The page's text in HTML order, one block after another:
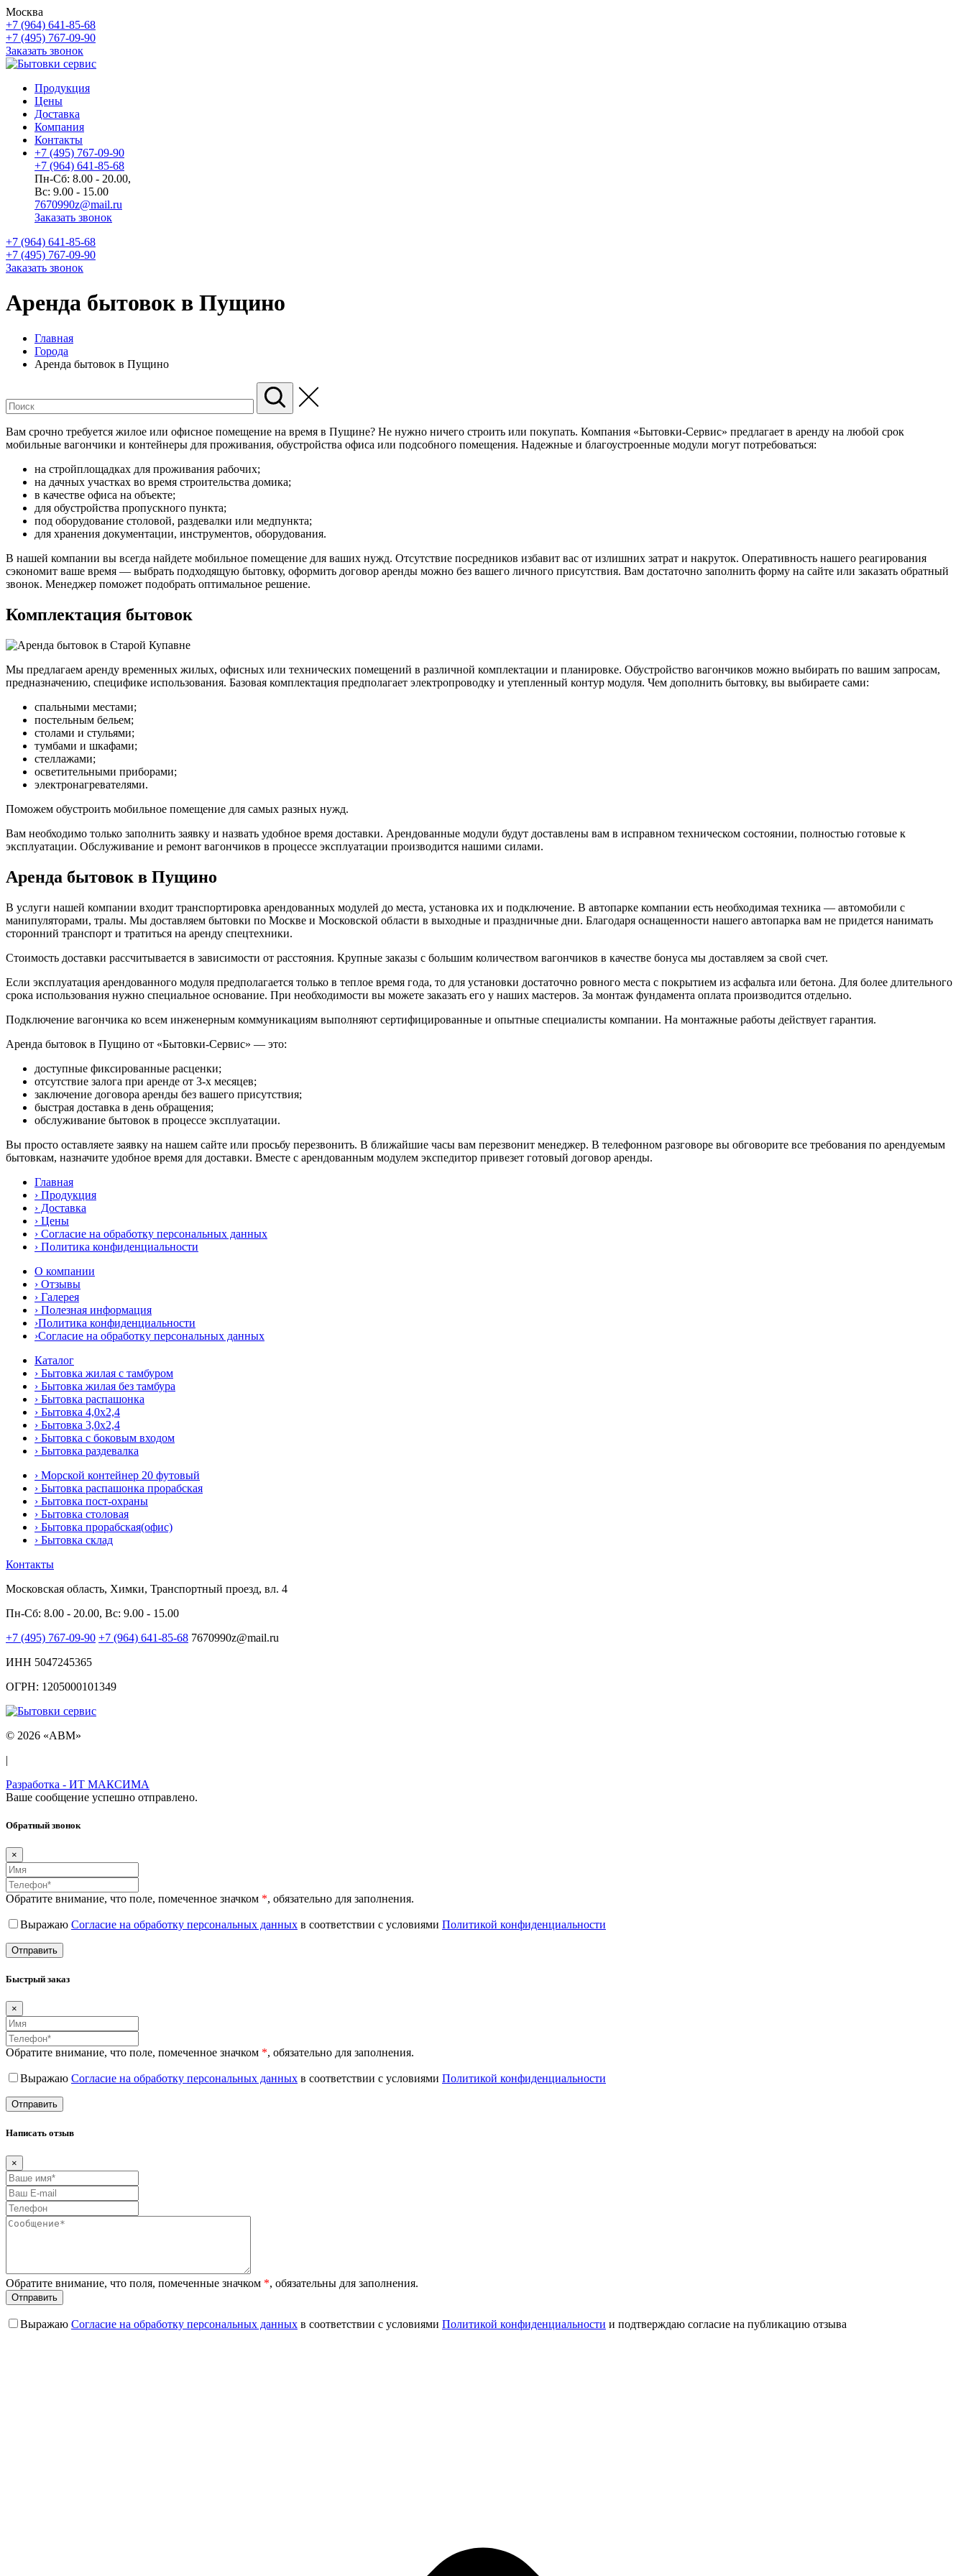
Москва
+7 (964) 641-85-68
+7 (495) 767-09-90
Заказать звонок
Продукция
Цены
Доставка
Компания
Контакты
+7 (495) 767-09-90
+7 (964) 641-85-68
Пн-Сб: 8.00 - 20.00,
Вс: 9.00 - 15.00
7670990z@mail.ru
Заказать звонок
+7 (964) 641-85-68
+7 (495) 767-09-90
Заказать звонок
Аренда бытовок в Пущино
Главная
Города
Аренда бытовок в Пущино
Вам срочно требуется жилое или офисное помещение на время в Пущине? Не нужно ничего строить или покупать. Компания «Бытовки-Сервис» предлагает в аренду на любой срок
мобильные вагончики и контейнеры для проживания, обустройства офиса или подсобного помещения. Надежные и благоустроенные модули могут потребоваться:
на стройплощадках для проживания рабочих;
на дачных участках во время строительства домика;
в качестве офиса на объекте;
для обустройства пропускного пункта;
под оборудование столовой, раздевалки или медпункта;
для хранения документации, инструментов, оборудования.
В нашей компании вы всегда найдете мобильное помещение для ваших нужд. Отсутствие посредников избавит вас от излишних затрат и накруток. Оперативность нашего реагирования
сэкономит ваше время — выбрать подходящую бытовку, оформить договор аренды можно без вашего личного присутствия. Вам достаточно заполнить форму на сайте или заказать обратный
звонок. Менеджер поможет подобрать оптимальное решение.
Комплектация бытовок
Мы предлагаем аренду временных жилых, офисных или технических помещений в различной комплектации и планировке. Обустройство вагончиков можно выбирать по вашим запросам,
предназначению, специфике использования. Базовая комплектация предполагает электропроводку и утепленный контур модуля. Чем дополнить бытовку, вы выбираете сами:
спальными местами;
постельным бельем;
столами и стульями;
тумбами и шкафами;
стеллажами;
осветительными приборами;
электронагревателями.
Поможем обустроить мобильное помещение для самых разных нужд.
Вам необходимо только заполнить заявку и назвать удобное время доставки. Арендованные модули будут доставлены вам в исправном техническом состоянии, полностью готовые к
эксплуатации. Обслуживание и ремонт вагончиков в процессе эксплуатации производится нашими силами.
Аренда бытовок в Пущино
В услуги нашей компании входит транспортировка арендованных модулей до места, установка их и подключение. В автопарке компании есть необходимая техника — автомобили с
манипуляторами, тралы. Мы доставляем бытовки по Москве и Московской области в выходные и праздничные дни. Благодаря оснащенности нашего автопарка вам не придется нанимать
сторонний транспорт и тратиться на аренду спецтехники.
Стоимость доставки рассчитывается в зависимости от расстояния. Крупные заказы с большим количеством вагончиков в качестве бонуса мы доставляем за свой счет.
Если эксплуатация арендованного модуля предполагается только в теплое время года, то для установки достаточно ровного места с покрытием из асфальта или бетона. Для более длительного
срока использования нужно специальное основание. При необходимости вы можете заказать его у наших мастеров. За монтаж фундамента оплата производится отдельно.
Подключение вагончика ко всем инженерным коммуникациям выполняют сертифицированные и опытные специалисты компании. На монтажные работы действует гарантия.
Аренда бытовок в Пущино от «Бытовки-Сервис» — это:
доступные фиксированные расценки;
отсутствие залога при аренде от 3-х месяцев;
заключение договора аренды без вашего присутствия;
быстрая доставка в день обращения;
обслуживание бытовок в процессе эксплуатации.
Вы просто оставляете заявку на нашем сайте или просьбу перезвонить. В ближайшие часы вам перезвонит менеджер. В телефонном разговоре вы обговорите все требования по арендуемым
бытовкам, назначите удобное время для доставки. Вместе с арендованным модулем экспедитор привезет готовый договор аренды.
Главная
› Продукция
› Доставка
› Цены
› Согласие на обработку персональных данных
› Политика конфиденциальности
О компании
› Отзывы
› Галерея
› Полезная информация
›Политика конфиденциальности
›Согласие на обработку персональных данных
Каталог
› Бытовка жилая с тамбуром
› Бытовка жилая без тамбура
› Бытовка распашонка
› Бытовка 4,0x2,4
› Бытовка 3,0x2,4
› Бытовка с боковым входом
› Бытовка раздевалка
› Морской контейнер 20 футовый
› Бытовка распашонка прорабская
› Бытовка пост-охраны
› Бытовка столовая
› Бытовка прорабская(офис)
› Бытовка склад
Контакты
Московская область, Химки, Транспортный проезд, вл. 4
Пн-Сб: 8.00 - 20.00, Вс: 9.00 - 15.00
+7 (495) 767-09-90 +7 (964) 641-85-68 7670990z@mail.ru
ИНН 5047245365
ОГРН: 1205000101349
© 2026 «ABM»
|
Разработка - ИТ МАКСИМА
Ваше сообщение успешно отправлено.
Обратный звонок
×
Обратите внимание, что поле, помеченное значком *, обязательно для заполнения.
Выражаю Согласие на обработку персональных данных в соответствии с условиями Политикой конфиденциальности
Быстрый заказ
×
Обратите внимание, что поле, помеченное значком *, обязательно для заполнения.
Выражаю Согласие на обработку персональных данных в соответствии с условиями Политикой конфиденциальности
Написать отзыв
×
Обратите внимание, что поля, помеченные значком *, обязательны для заполнения.
Выражаю Согласие на обработку персональных данных в соответствии с условиями Политикой конфиденциальности и подтверждаю согласие на публикацию отзыва